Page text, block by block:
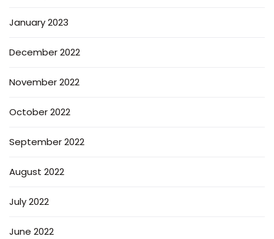
January 2023
December 2022
November 2022
October 2022
September 2022
August 2022
July 2022
June 2022